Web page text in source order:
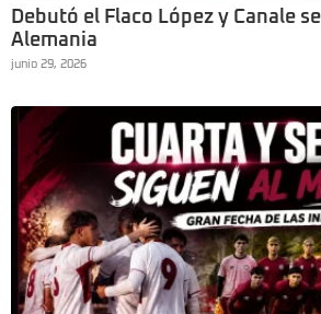
Debutó el Flaco López y Canale
Alemania
junio 29, 2026